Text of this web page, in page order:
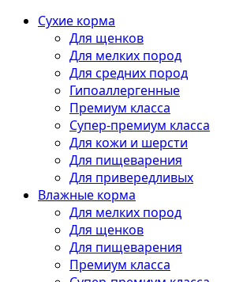
Сухие корма
Для щенков
Для мелких пород
Для средних пород
Гипоаллергенные
Премиум класса
Супер-премиум класса
Для кожи и шерсти
Для пищеварения
Для привередливых
Влажные корма
Для мелких пород
Для щенков
Для пищеварения
Премиум класса